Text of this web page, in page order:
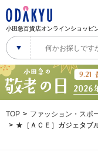
小田急百貨店オンラインショッピ
TOP ファッション・スポ
★［ＡＣＥ］ガジェタブ